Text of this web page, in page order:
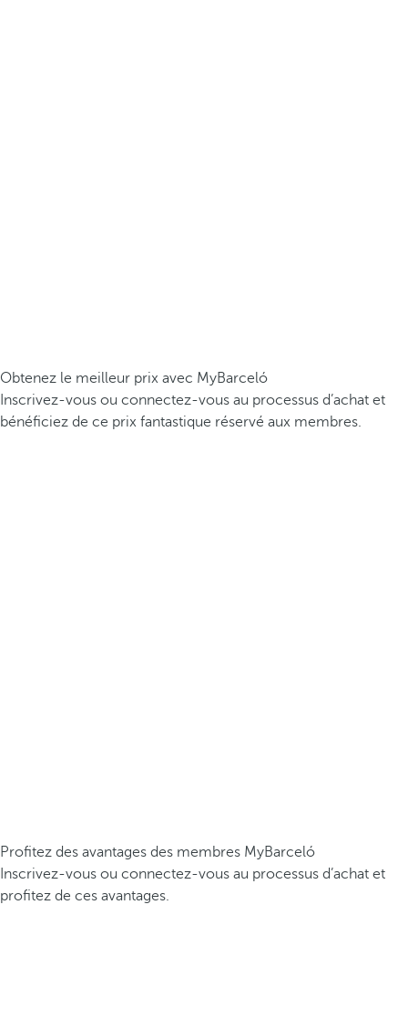
Obtenez le meilleur prix avec MyBarceló
Inscrivez-vous ou connectez-vous au processus d’achat et
bénéficiez de ce prix fantastique réservé aux membres.
Profitez des avantages des membres MyBarceló
Inscrivez-vous ou connectez-vous au processus d’achat et
profitez de ces avantages.